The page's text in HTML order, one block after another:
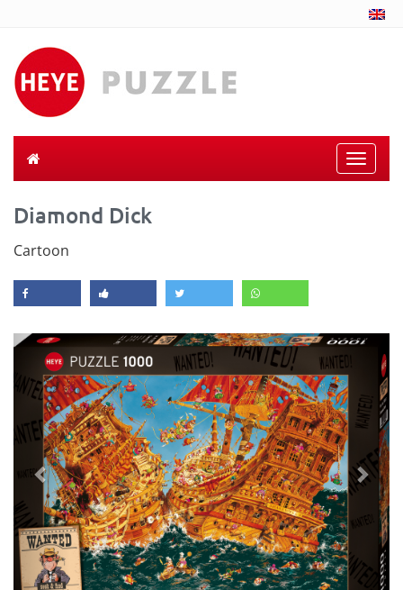
Toggle
Diamond Dick
Cartoon
Previous Next